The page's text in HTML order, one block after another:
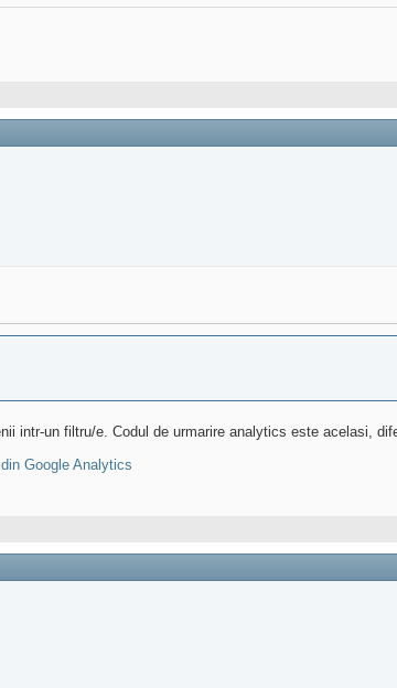
intr-un filtru/e. Codul de urmarire analytics este acelasi,
Google Analytics